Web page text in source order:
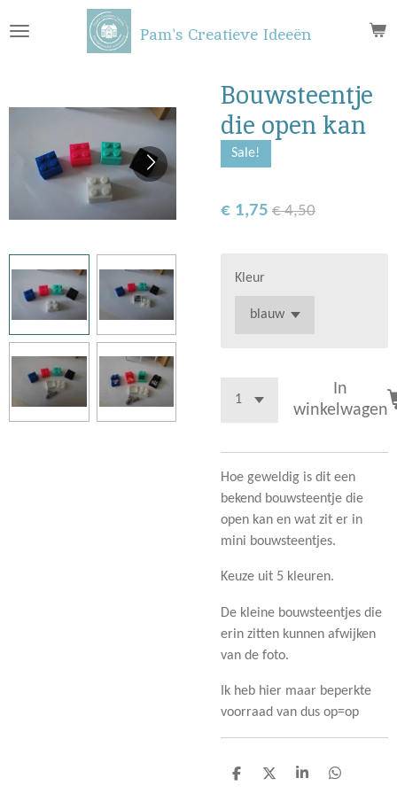
direct
hoofdinhoud
Pam's Creatieve Ideeën
Bouwsteentje
die open kan
Sale!
€ 1,75 € 4,50
Kleur
In
winkelwagen
Hoe geweldig is dit een
bekend bouwsteentje die
open kan en wat zit er in
mini bouwsteentjes.
Keuze uit 5 kleuren.
De kleine bouwsteentjes die
erin zitten kunnen afwijken
van de foto.
Ik heb hier maar beperkte
voorraad van dus op=op
D
D
S
D